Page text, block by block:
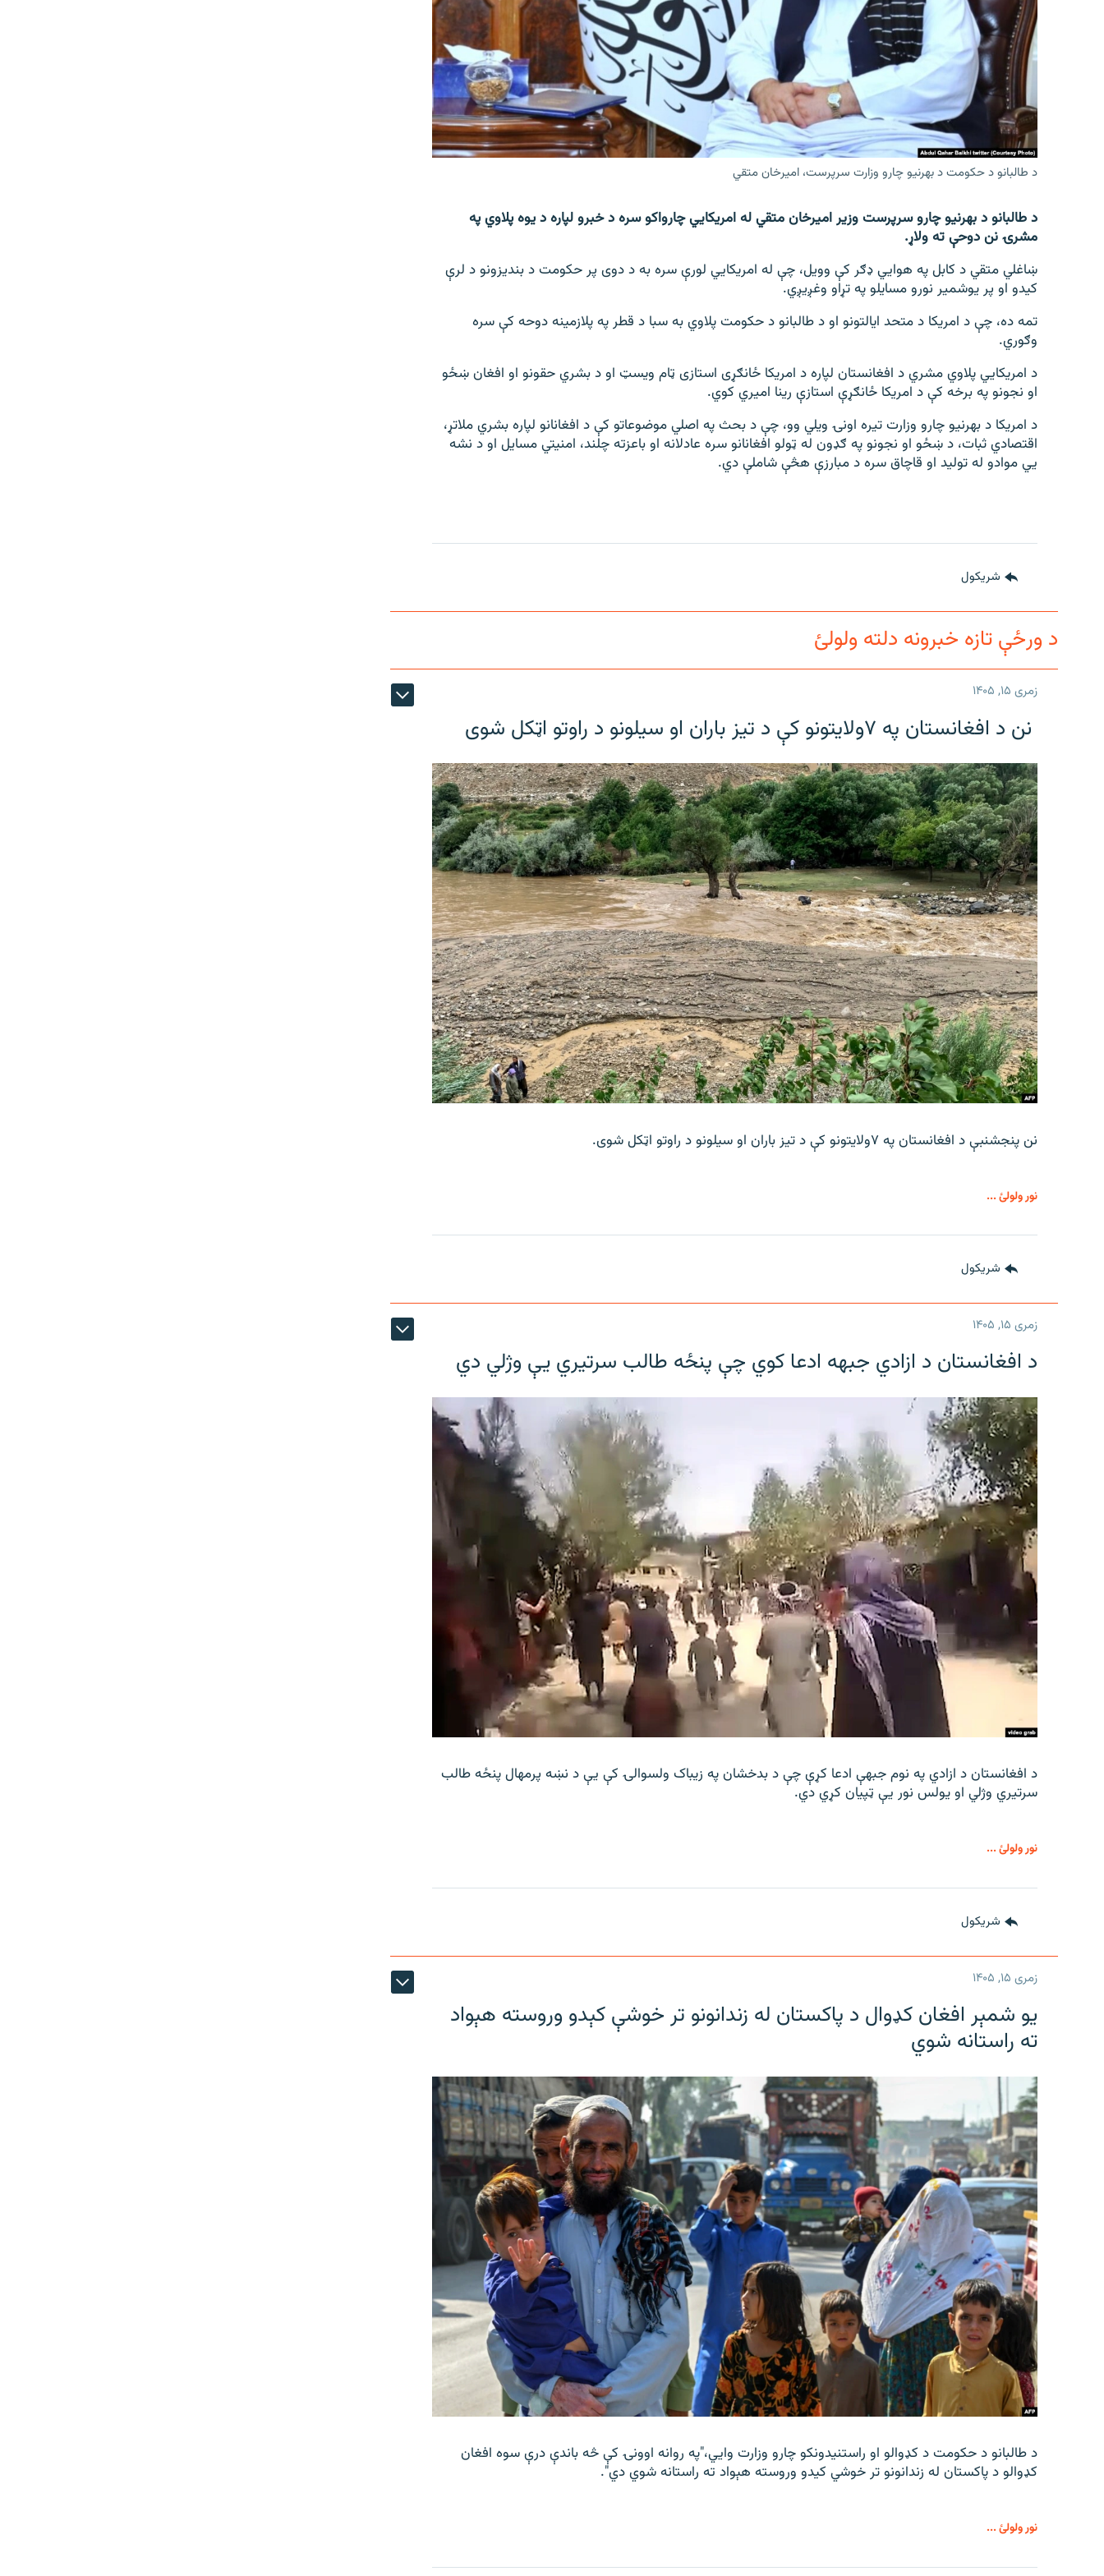
د طالبانو د حکومت د بهرنیو چارو وزارت سرپرست، امیرخان متقي
د طالبانو د بهرنیو چارو سرپرست وزیر امیرخان متقي له امریکایي چارواکو سره د خبرو لپاره د یوه پلاوي په
مشرۍ نن دوحې ته ولاړ.
ښاغلي متقي د کابل په هوایي ډګر کې وویل، چې له امریکایي لورې سره به د دوی پر حکومت د بندیزونو د لرې
کیدو او پر یوشمیر نورو مسایلو په تړاو وغږیږي.
تمه ده، چې د امریکا د متحد ایالتونو او د طالبانو د حکومت پلاوي به سبا د قطر په پلازمینه دوحه کې سره
وګوري.
د امریکایي پلاوي مشري د افغانستان لپاره د امریکا ځانګړی استازی ټام ویسټ او د بشري حقونو او افغان ښځو
او نجونو په برخه کې د امریکا ځانګړې استازې رینا امیري کوي.
د امریکا د بهرنیو چارو وزارت تیره اونۍ ویلي وو، چې د بحث په اصلي موضوعاتو کې د افغانانو لپاره بشري ملاتړ،
اقتصادي ثبات، د ښځو او نجونو په ګډون له ټولو افغانانو سره عادلانه او باعزته چلند، امنیتي مسایل او د نشه
یي موادو له تولید او قاچاق سره د مبارزې هڅې شاملې دي.
شريکول
د ورځې تازه خبرونه دلته ولولئ
زمری ۱۵, ۱۴۰۵
نن د افغانستان په ۷ولایتونو کې د تیز باران او سیلونو د راوتو اټکل شوی
نن پنجشنبې د افغانستان په ۷ولایتونو کې د تیز باران او سیلونو د راوتو اټکل شوی.
نور ولولئ ...
شريکول
زمری ۱۵, ۱۴۰۵
د افغانستان د ازادي جبهه ادعا کوي چې پنځه طالب سرتیري يې وژلي دي
د افغانستان د ازادي په نوم جبهې ادعا کړې چې د بدخشان په زیباک ولسوالۍ کې يې د نښه پرمهال پنځه طالب
سرتیري وژلي او یولس نور يې ټپیان کړي دي.
نور ولولئ ...
شريکول
زمری ۱۵, ۱۴۰۵
یو شمېر افغان کډوال د پاکستان له زندانونو تر خوشې کېدو وروسته هېواد
ته راستانه شوي
د طالبانو د حکومت د کډوالو او راستنیدونکو چارو وزارت وايي،"په روانه اوونۍ کې څه باندې درې سوه افغان
کډوالو د پاکستان له زندانونو تر خوشي کیدو وروسته هېواد ته راستانه شوي دي".
نور ولولئ ...